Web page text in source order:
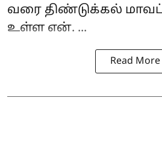
வரை திண்டுக்கல்
உள்ள என். ...
Read More